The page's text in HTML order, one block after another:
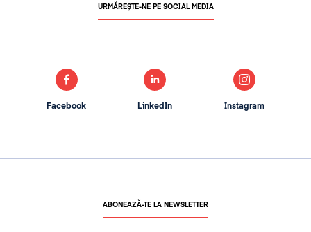
ABONEAZĂ-TE LA NEWSLETTER
URMĂREȘTE-NE PE SOCIAL MEDIA
Facebook LinkedIn Instagram